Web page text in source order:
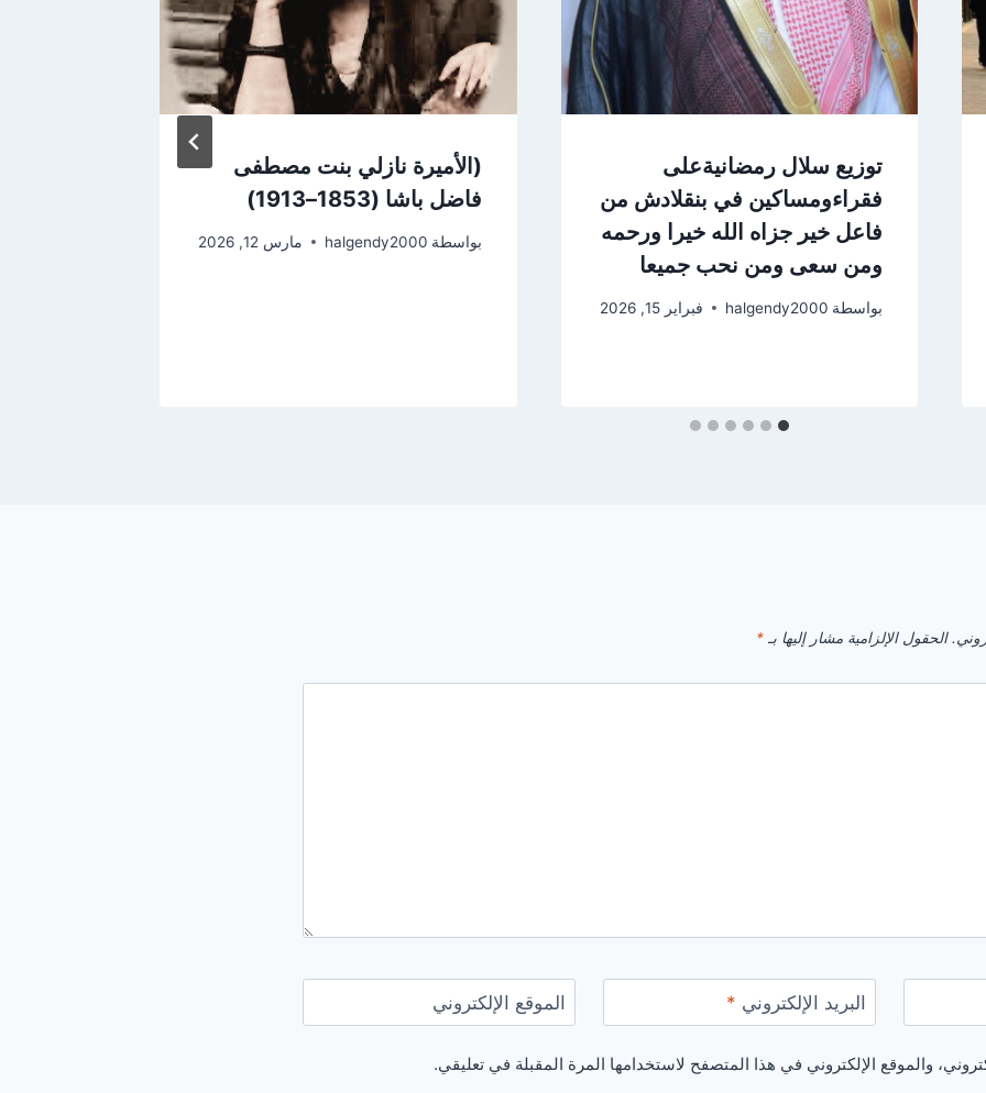
توزيع سلال رمضانيةعلى
فقراءومساكين في بنقلادش من
فاعل خير جزاه الله خيرا ورحمه
ومن سعى ومن نحب جميعا
بواسطة halgendy2000 فبراير 15, 2026
(الأميرة نازلي بنت مصطفى
فاضل باشا (1853–1913)
بواسطة halgendy2000 مارس 12, 2026
الحقول الإلزامية مشار إليها بـ *
البريد الإلكتروني * الموقع الإلكتروني
والموقع الإلكتروني في هذا المتصفح لاستخدامها المرة المقبلة في تعليقي.